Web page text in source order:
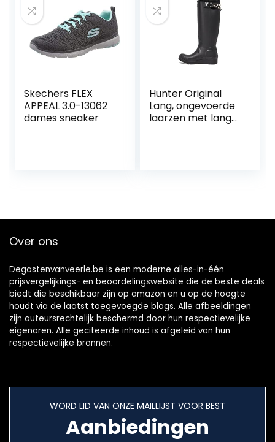
Skechers FLEX
APPEAL 3.0-13062
dames sneaker
Hunter Original
Lang, ongevoerde
laarzen met lange
Over ons
Degastenvanveerle.be is een moderne alles-in-één
prijsvergelijkings- en beoordelingswebsite die de beste deals
biedt die beschikbaar zijn op amazon en u op de hoogte
houdt via de laatst toegevoegde blogs. Alle afbeeldingen
zijn auteursrechtelijk beschermd door hun respectievelijke
eigenaren. Alle geciteerde inhoud is afgeleid van hun
respectievelijke bronnen.
WORD LID VAN ONZE MAILLIJST VOOR BEST
Aanbiedingen